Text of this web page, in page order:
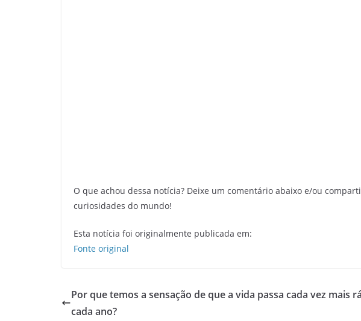
O que achou dessa notícia? Deixe um comentário abaixo e/ou
curiosidades do mundo!
Esta notícia foi originalmente publicada em:
Fonte original
Por que temos a sensação de que a vida passa cada vez mais
cada ano?